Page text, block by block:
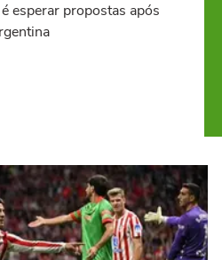
esperar propostas após